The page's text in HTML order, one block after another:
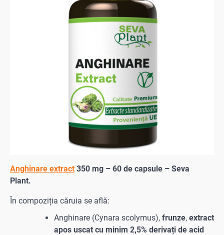
Anghinare extract 350 mg – 60 de capsule – Seva
Plant.
În compoziția căruia se află:
Anghinare (Cynara scolymus), frunze, extract
apos uscat cu minim 2,5% derivați de acid